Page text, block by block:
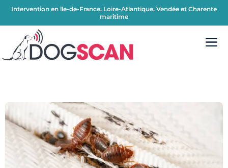
Intervention en île-de-France, Loire-Atlantique, Vendée et Charente
maritime